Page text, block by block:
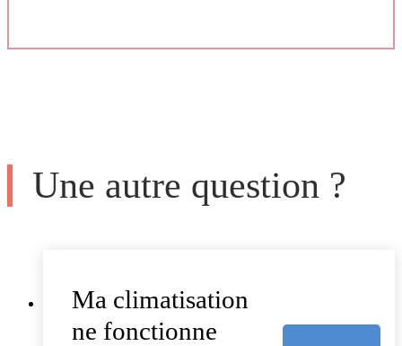
Une autre question ?
Ma climatisation
ne fonctionne